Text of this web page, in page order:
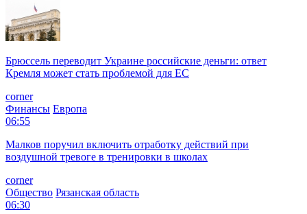
Брюссель переводит Украине российские деньги: ответ
Кремля может стать проблемой для EC
corner
Финансы Европа
06:55
Малков поручил включить отработку действий при
воздушной тревоге в тренировки в школах
corner
Общество Рязанская область
06:30